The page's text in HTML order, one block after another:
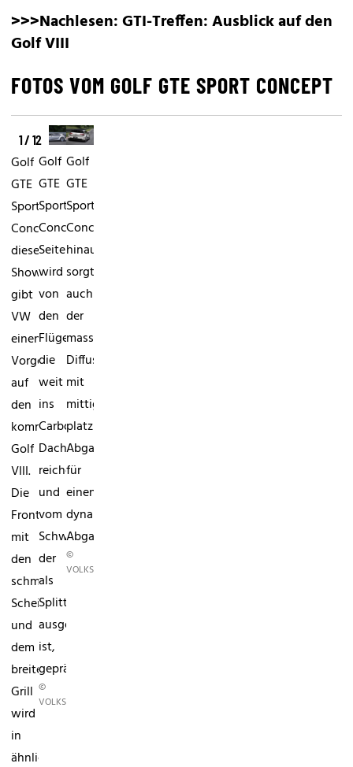
>>>Nachlesen:GTI-Treffen: Ausblick auf den
Golf VIII
FOTOS VOM GOLF GTE SPORT CONCEPT
1 / 12
Golf
GTE
Sport
ConceptMit
diesem
Showcar
gibt
VW
einen
Vorgeschmack
auf
den
kommenden
Golf
VIII.
Die
Front
mit
den
schmalen
Scheinwerfern
und
dem
breiten
Grill
wird
in
ähnlicher
Golf
GTE
Sport
ConceptDie
Seitenlinie
wird
von
den
Flügeltüren,
die
weit
ins
Carbon-
Dach
reichen,
und
vom
Schweller,
der
als
Splitter
ausgeführt
ist,
geprägt.
©
VOLKSWAGEN
Golf
GTE
Sport
ConceptDarüber
hinaus
sorgt
auch
der
massive
Diffusor
mit
mittig
platzierter
Abgasanlage
für
einen
dynamischen
Abgang.
©
VOLKSWAGEN